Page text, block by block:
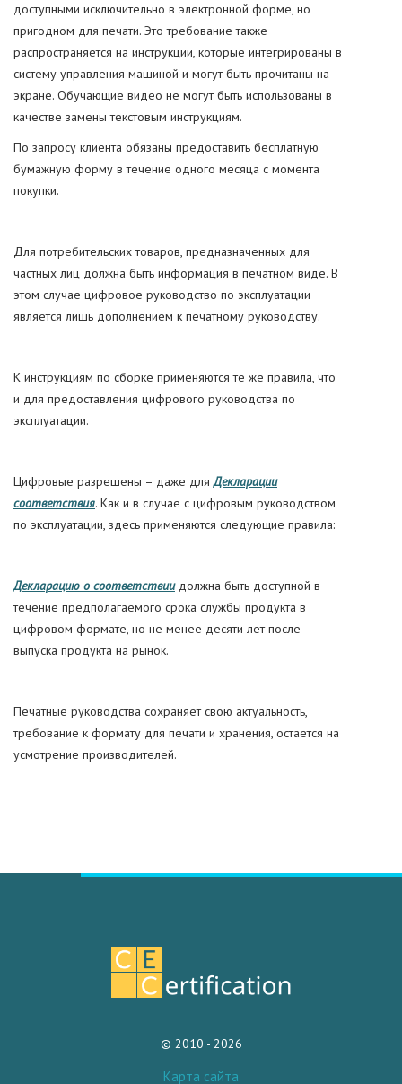
доступными исключительно в электронной форме, но
пригодном для печати. Это требование также
распространяется на инструкции, которые интегрированы в
систему управления машиной и могут быть прочитаны на
экране. Обучающие видео не могут быть использованы в
качестве замены текстовым инструкциям.
По запросу клиента обязаны предоставить бесплатную
бумажную форму в течение одного месяца с момента
покупки.
Для потребительских товаров, предназначенных для
частных лиц должна быть информация в печатном виде. В
этом случае цифровое руководство по эксплуатации
является лишь дополнением к печатному руководству.
К инструкциям по сборке применяются те же правила, что
и для предоставления цифрового руководства по
эксплуатации.
Цифровые разрешены – даже дляДекларации
соответствия. Как и в случае с цифровым руководством
по эксплуатации, здесь применяются следующие правила:
Декларацию о соответствиидолжна быть доступной в
течение предполагаемого срока службы продукта в
цифровом формате, но не менее десяти лет после
выпуска продукта на рынок.
Печатные руководства сохраняет свою актуальность,
требование к формату для печати и хранения, остается на
усмотрение производителей.
© 2010 - 2026
Карта сайта